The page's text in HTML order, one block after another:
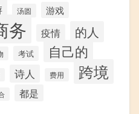
汤圆 游戏
务 疫情 的人
考试 自己的
诗人 费用 跨境
都是